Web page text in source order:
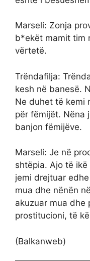
Marseli: Zonja
b*ekët mamit tim
vërtetë.
Trëndafilja:
kesh në banesë.
Ne duhet të kemi
për fëmijët. Nëna
banjon fëmijëve.
Marseli: Je në
shtëpia. Ajo të
jemi drejtuar
mua dhe nënën
akuzuar mua dhe
prostitucioni, të
(Balkanweb)